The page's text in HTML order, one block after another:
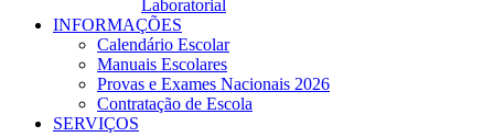
Laboratorial
INFORMAÇÕES
Calendário Escolar
Manuais Escolares
Provas e Exames Nacionais 2026
Contratação de Escola
SERVIÇOS